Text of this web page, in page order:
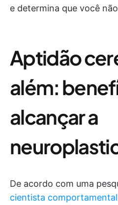
e determina que você
Aptidão
além:
alcançar a
De acordo com uma
cientista